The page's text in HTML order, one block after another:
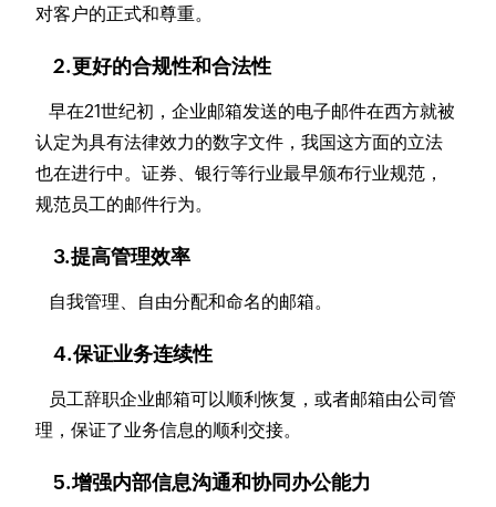
对客户的正式和尊重。
2.更好的合规性和合法性
早在21世纪初，企业邮箱发送的电子邮件在西方就被
认定为具有法律效力的数字文件，我国这方面的立法
也在进行中。证券、银行等行业最早颁布行业规范，
规范员工的邮件行为。
3.提高管理效率
自我管理、自由分配和命名的邮箱。
4.保证业务连续性
员工辞职企业邮箱可以顺利恢复，或者邮箱由公司管
理，保证了业务信息的顺利交接。
5.增强内部信息沟通和协同办公能力